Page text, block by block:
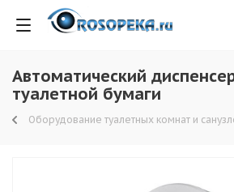
Автоматический
туалетной бумаги
Оборудование туалетных комнат и